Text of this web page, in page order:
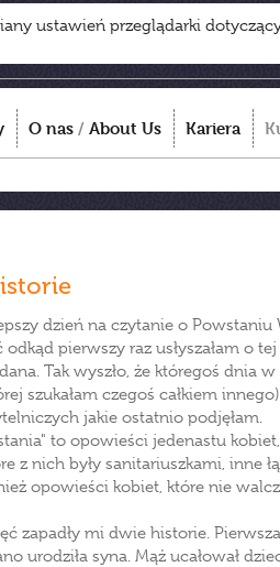
ustawień przeglądarki
O nas / About Us Kariera
dzień na czytanie o Powstaniu
pierwszy raz usłyszałam o
Tak wyszło, że któregoś dnia
szukałam czegoś całkiem
jakie ostatnio podjęłam.
to opowieści jedenastu
z nich były sanitariuszkami, inne
opowieści kobiet, które nie
zapadły mi dwie historie.
urodziła syna. Mąż ucałował